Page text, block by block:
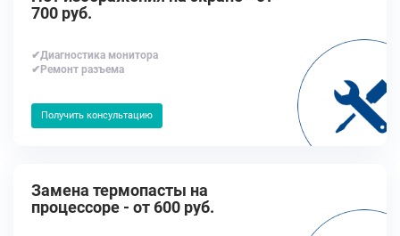
700 руб.
✔Диагностика монитора
✔Ремонт разъема
Получить консультацию
Замена термопасты на
процессоре - от 600 руб.